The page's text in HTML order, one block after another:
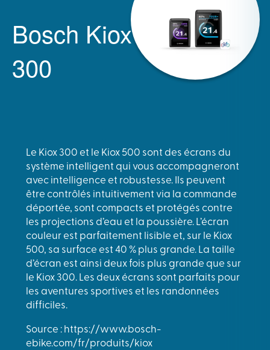
Bosch Kiox
300
Le Kiox 300 et le Kiox 500 sont des écrans du
système intelligent qui vous accompagneront
avec intelligence et robustesse. Ils peuvent
être contrôlés intuitivement via la commande
déportée, sont compacts et protégés contre
les projections d’eau et la poussière. L’écran
couleur est parfaitement lisible et, sur le Kiox
500, sa surface est 40 % plus grande. La taille
d’écran est ainsi deux fois plus grande que sur
le Kiox 300. Les deux écrans sont parfaits pour
les aventures sportives et les randonnées
difficiles.
Source : https://www.bosch-
ebike.com/fr/produits/kiox